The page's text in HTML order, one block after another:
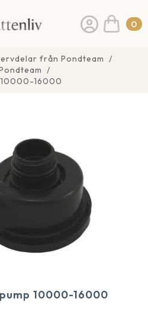
0
från Pondteam
16000
10000-16000